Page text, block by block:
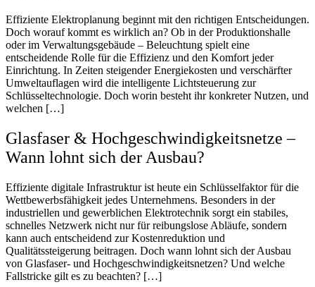
Effiziente Elektroplanung beginnt mit den richtigen Entscheidungen.
Doch worauf kommt es wirklich an? Ob in der Produktionshalle
oder im Verwaltungsgebäude – Beleuchtung spielt eine
entscheidende Rolle für die Effizienz und den Komfort jeder
Einrichtung. In Zeiten steigender Energiekosten und verschärfter
Umweltauflagen wird die intelligente Lichtsteuerung zur
Schlüsseltechnologie. Doch worin besteht ihr konkreter Nutzen, und
welchen […]
Glasfaser & Hochgeschwindigkeitsnetze –
Wann lohnt sich der Ausbau?
Effiziente digitale Infrastruktur ist heute ein Schlüsselfaktor für die
Wettbewerbsfähigkeit jedes Unternehmens. Besonders in der
industriellen und gewerblichen Elektrotechnik sorgt ein stabiles,
schnelles Netzwerk nicht nur für reibungslose Abläufe, sondern
kann auch entscheidend zur Kostenreduktion und
Qualitätssteigerung beitragen. Doch wann lohnt sich der Ausbau
von Glasfaser- und Hochgeschwindigkeitsnetzen? Und welche
Fallstricke gilt es zu beachten? […]